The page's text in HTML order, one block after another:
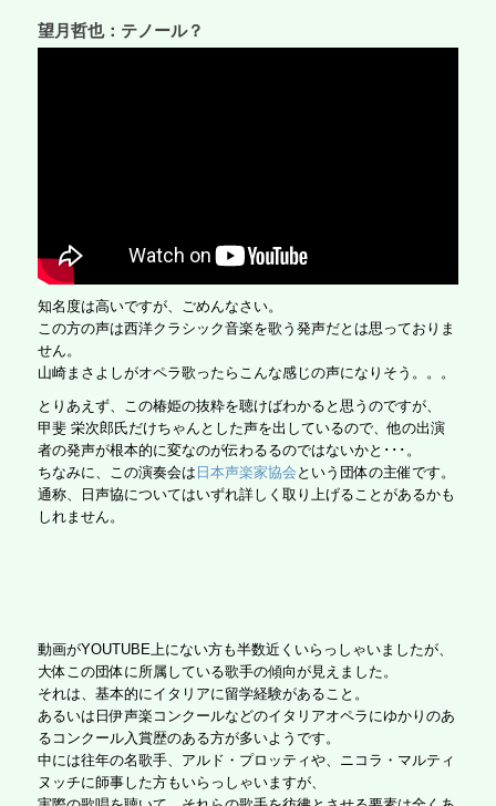
望月哲也：テノール？
知名度は高いですが、ごめんなさい。
この方の声は西洋クラシック音楽を歌う発声だとは思っておりま
せん。
山崎まさよしがオペラ歌ったらこんな感じの声になりそう。。。
とりあえず、この椿姫の抜粋を聴けばわかると思うのですが、
甲斐 栄次郎氏だけちゃんとした声を出しているので、他の出演
者の発声が根本的に変なのが伝わるるのではないかと･･･。
ちなみに、この演奏会は 日本声楽家協会 という団体の主催です。
通称、日声協についてはいずれ詳しく取り上げることがあるかも
しれません。
動画がYOUTUBE上にない方も半数近くいらっしゃいましたが、
大体この団体に所属している歌手の傾向が見えました。
それは、基本的にイタリアに留学経験があること。
あるいは日伊声楽コンクールなどのイタリアオペラにゆかりのあ
るコンクール入賞歴のある方が多いようです。
中には往年の名歌手、アルド・プロッティや、ニコラ・マルティ
ヌッチに師事した方もいらっしゃいますが、